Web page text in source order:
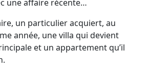
une affaire récente…
un particulier acquiert, au
année, une villa qui devient
et un appartement qu’il